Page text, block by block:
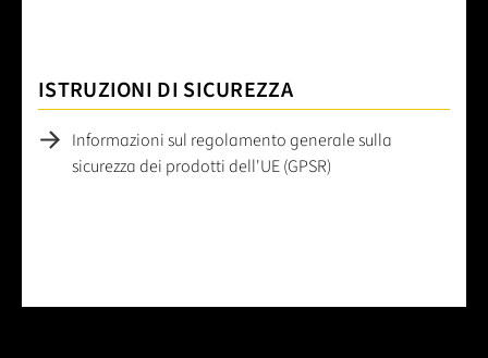
ISTRUZIONI DI SICUREZZA
Informazioni sul regolamento generale sulla
sicurezza dei prodotti dell'UE (GPSR)